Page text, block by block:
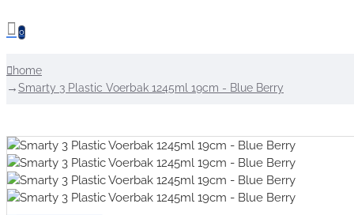
0
home
Smarty 3 Plastic Voerbak 1245ml 19cm - Blue Berry